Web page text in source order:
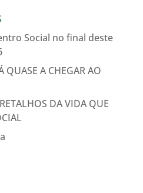
Social no final deste
QUASE A CHEGAR AO
DA VIDA QUE